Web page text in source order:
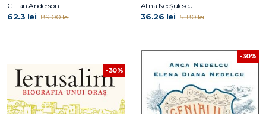
Gillian Anderson
62.3 lei 89.00 lei
Alina Necșulescu
36.26 lei 51.80 lei
-30%
-30%